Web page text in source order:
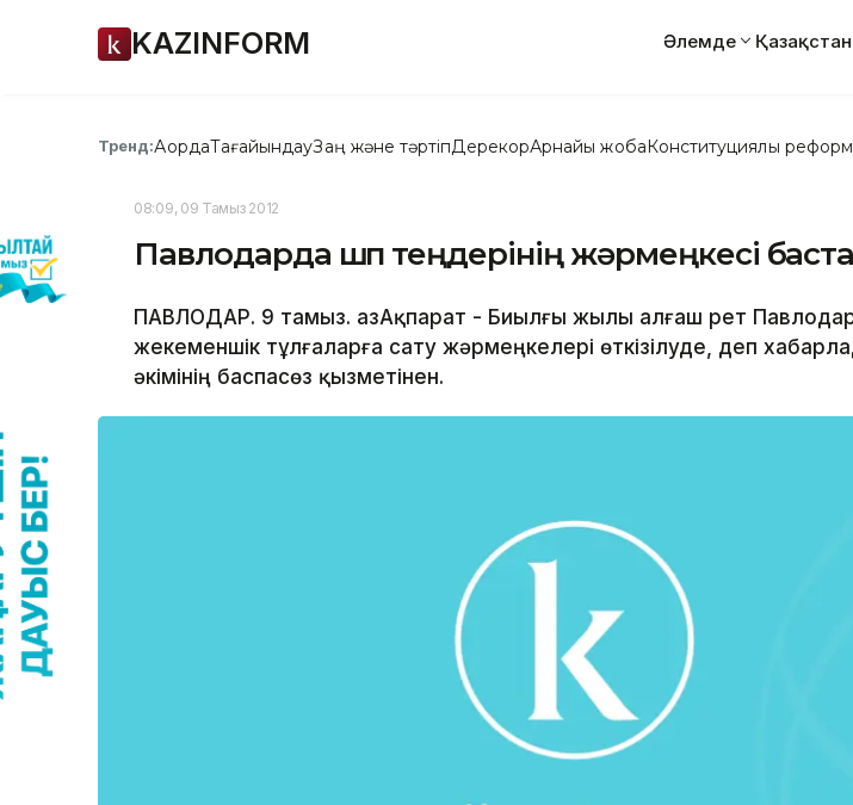
KAZINFORM Әлемде Қазақстан
Тренд:АқордаТағайындауЗаң және тәртіпДерекқорАрнайы жобаКонституциялық
08:09, 09 Тамыз 2012
Павлодарда шөп теңдерінің жәрмеңкесі
ПАВЛОДАР. 9 тамыз. ҚазАқпарат - Биылғы жылы алғаш рет
жекеменшік тұлғаларға сату жәрмеңкелері өткізілуде, деп
әкімінің баспасөз қызметінен.